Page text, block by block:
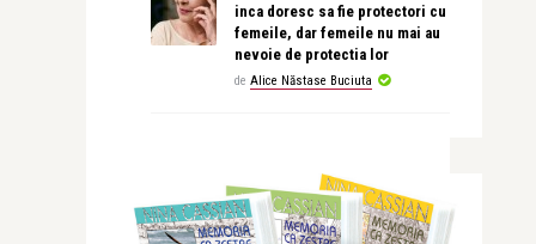
inca doresc sa fie protectori cu
femeile, dar femeile nu mai au
nevoie de protectia lor
de Alice Năstase Buciuta